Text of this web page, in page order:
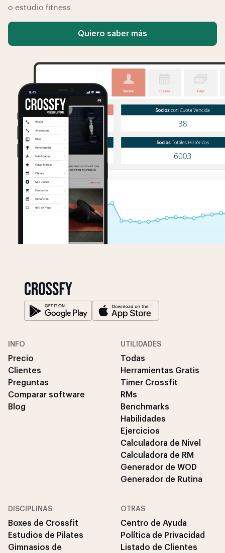
o estudio fitness.
Quiero saber más
INFO
Precio
Clientes
Preguntas
Comparar software
Blog
UTILIDADES
Todas
Herramientas Gratis
Timer Crossfit
RMs
Benchmarks
Habilidades
Ejercicios
Calculadora de Nivel
Calculadora de RM
Generador de WOD
Generador de Rutina
DISCIPLINAS
Boxes de Crossfit
Estudios de Pilates
Gimnasios de
OTRAS
Centro de Ayuda
Política de Privacidad
Listado de Clientes